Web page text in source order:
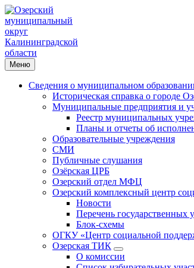
Меню
Сведения о муниципальном
Историческая справка о городе
Муниципальные предприятия и
Реестр муниципальных
Планы и отчеты об
Образовательные учреждения
СМИ
Публичные слушания
Озёрская ЦРБ
Озерский отдел МФЦ
Озерский комплексный центр
Новости
Перечень государственных
Блок-схемы
ОГКУ «Центр социальной
Озерская ТИК
О комиссии